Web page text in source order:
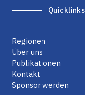
Quicklinks
Regionen
Über uns
Publikationen
Kontakt
Sponsor werden